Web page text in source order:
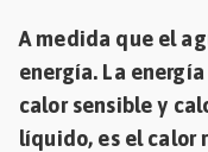
A medida que el
energía. La
calor sensible y
líquido, es el calor